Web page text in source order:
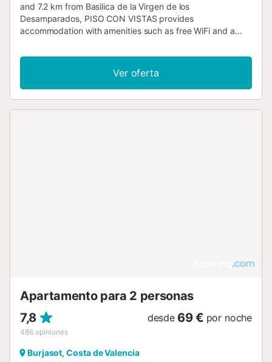
and 7.2 km from Basilica de la Virgen de los
Desamparados, PISO CON VISTAS provides
accommodation with amenities such as free WiFi and a
Ver oferta
Apartamento para 2 personas
7,8
486 opiniones
desde 69 € por noche
Burjasot, Costa de Valencia